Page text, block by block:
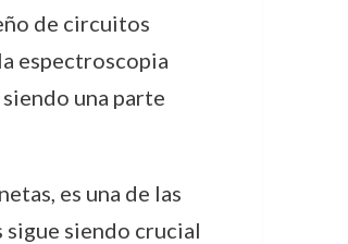
de circuitos
espectroscopia
una parte
es una de las
sigue siendo crucial